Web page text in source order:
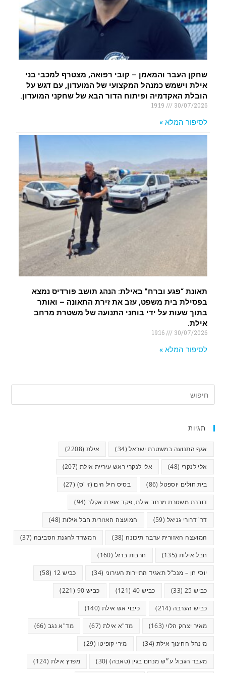
שחקן העבר והמאמן – קובי רפואה, מצטרף למכבי בני
אילת וישמש כמנהל המקצועי של המועדון, עם דגש על
הובלת האקדמיה ופיתוח הדור הבא של שחקני המועדון.
30/07/2026
לסיפור המלא »
תאונת “פגע וברח” באילת: הנהג תושב פורדיס נמצא
בפסילת בית משפט, עזב את זירת התאונה – ואותר
בתוך שעות על ידי בוחני התנועה של משטרת מרחב
אילת.
30/07/2026
19:16
לסיפור המלא »
תגיות
אגף התנועה במשטרת ישראל(34) אילת (2208)
אלי לנקרי (48) אלי לנקרי ראש עיריית אילת (207)
בית חולים יוספטל(86) בסיס חיל הים (זי"ס) (27)
דוברת משטרת מרחב אילת, פקד אפרת אקלר(94)
דר' דרורי גניאל (59) המועצה האזורית חבל אילות (48)
המועצה האזורית ערבה תיכונה (38) המשרד להגנת הסביבה (37)
חבל אילות (135) חרבות ברזל (160)
יוסי חן – מנכ"ל תאגיד התיירות העירוני (34) כביש 12 (58)
כביש 25 (33) כביש 40 (121) כביש 90 (221)
כביש הערבה (214) כיבוי אש אילת (140)
מאיר יצחק הלוי (163) מד"א אילת (67) מד"א נגב (66)
מינהל החינוך אילת (34) מירי קופיטו (29)
מעבר הגבול ע״ש מנחם בגין (טאבה)(30) מפרץ אילת (124)